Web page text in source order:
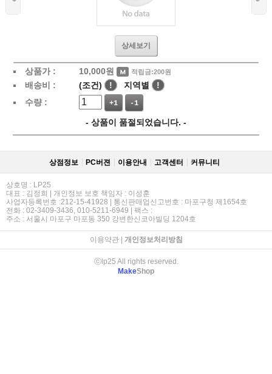
상세보기
상품가 : 10,000원 적립금:200원
배송비 : (조건) ! 지역별
!
수량 :
+1 -1
- 상품이 품절되었습니다. -
상점정보 PC버젼 이용안내 고객센터 커뮤니티
상호명 : LP25
대표 : 김정희 | 개인정보 보호 책임자 : 이성훈
사업자등록번호 :212-15-41928 | 통신판매업신고번호 : 마포구청 제1654호
전화 : 02-3409-3436, 010-5211-6949 | 팩스 :
주소 : 서울시 마포구 마포동 350 강변한신코아빌딩 1204호
이용약관| 개인정보처리방침
ⓒlp25 All rights reserved.
MakeShop